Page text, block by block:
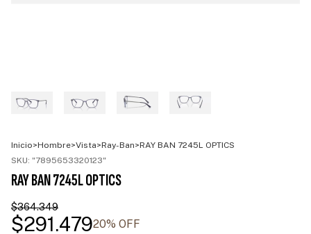
Inicio>Hombre>Vista>Ray-Ban>RAY BAN 7245L OPTICS
SKU: "7895653320123"
RAY BAN 7245L OPTICS
$364.349
$291.47920% OFF